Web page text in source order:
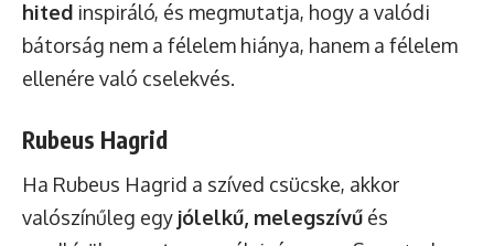
hited inspiráló, és megmutatja, hogy a valódi
bátorság nem a félelem hiánya, hanem a félelem
ellenére való cselekvés.
Rubeus Hagrid
Ha Rubeus Hagrid a szíved csücske, akkor
valószínűleg egy jólelkű, melegszívű és